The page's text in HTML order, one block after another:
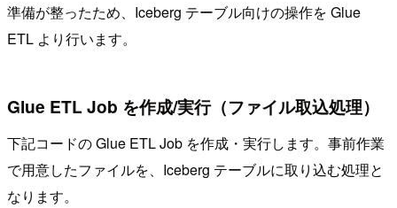
準備が整ったため、Iceberg テーブル向けの操作を Glue
ETL より行います。
Glue ETL Job を作成/実行（ファイル取込処理）
下記コードの Glue ETL Job を作成・実行します。事前作業
で用意したファイルを、Iceberg テーブルに取り込む処理と
なります。